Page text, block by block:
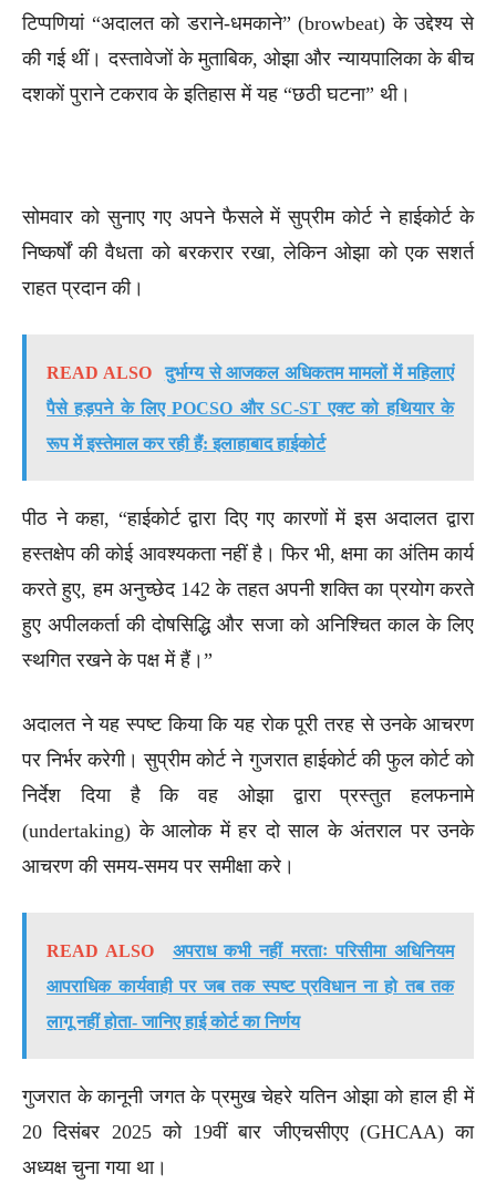
टिप्पणियां “अदालत को डराने-धमकाने” (browbeat) के उद्देश्य से
की गई थीं। दस्तावेजों के मुताबिक, ओझा और न्यायपालिका के बीच
दशकों पुराने टकराव के इतिहास में यह “छठी घटना” थी।
सोमवार को सुनाए गए अपने फैसले में सुप्रीम कोर्ट ने हाईकोर्ट के
निष्कर्षों की वैधता को बरकरार रखा, लेकिन ओझा को एक सशर्त
राहत प्रदान की।
READ ALSO
दुर्भाग्य से आजकल अधिकतम मामलों में महिलाएं
पैसे हड़पने के लिए POCSO और SC-ST एक्ट को हथियार के
रूप में इस्तेमाल कर रही हैं: इलाहाबाद हाईकोर्ट
पीठ ने कहा, “हाईकोर्ट द्वारा दिए गए कारणों में इस अदालत द्वारा
हस्तक्षेप की कोई आवश्यकता नहीं है। फिर भी, क्षमा का अंतिम कार्य
करते हुए, हम अनुच्छेद 142 के तहत अपनी शक्ति का प्रयोग करते
हुए अपीलकर्ता की दोषसिद्धि और सजा को अनिश्चित काल के लिए
स्थगित रखने के पक्ष में हैं।”
अदालत ने यह स्पष्ट किया कि यह रोक पूरी तरह से उनके आचरण
पर निर्भर करेगी। सुप्रीम कोर्ट ने गुजरात हाईकोर्ट की फुल कोर्ट को
निर्देश दिया है कि वह ओझा द्वारा प्रस्तुत हलफनामे
(undertaking) के आलोक में हर दो साल के अंतराल पर उनके
आचरण की समय-समय पर समीक्षा करे।
READ ALSO
अपराध कभी नहीं मरताः परिसीमा अधिनियम
आपराधिक कार्यवाही पर जब तक स्पष्ट प्रविधान ना हो तब तक
लागू नहीं होता- जानिए हाई कोर्ट का निर्णय
गुजरात के कानूनी जगत के प्रमुख चेहरे यतिन ओझा को हाल ही में
20 दिसंबर 2025 को 19वीं बार जीएचसीएए (GHCAA) का
अध्यक्ष चुना गया था।